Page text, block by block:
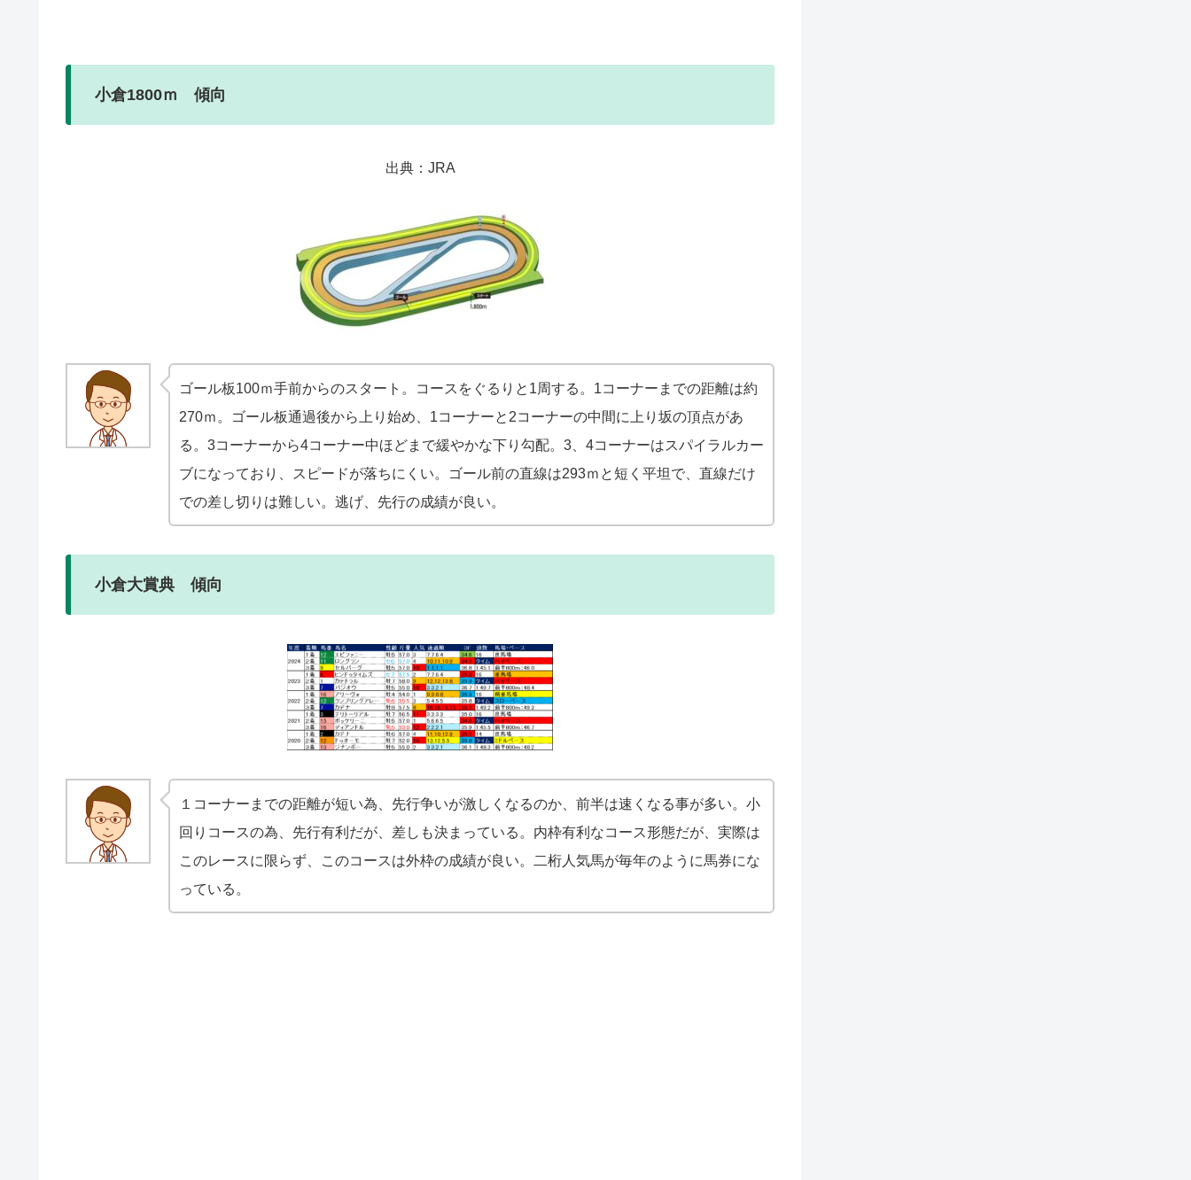
小倉1800ｍ 傾向
出典：JRA
ゴール板100ｍ手前からのスタート。コースをぐるりと1周する。1コーナーまでの距離は約
270ｍ。ゴール板通過後から上り始め、1コーナーと2コーナーの中間に上り坂の頂点があ
る。3コーナーから4コーナー中ほどまで緩やかな下り勾配。3、4コーナーはスパイラルカー
ブになっており、スピードが落ちにくい。ゴール前の直線は293ｍと短く平坦で、直線だけ
での差し切りは難しい。逃げ、先行の成績が良い。
小倉大賞典 傾向
１コーナーまでの距離が短い為、先行争いが激しくなるのか、前半は速くなる事が多い。小
回りコースの為、先行有利だが、差しも決まっている。内枠有利なコース形態だが、実際は
このレースに限らず、このコースは外枠の成績が良い。二桁人気馬が毎年のように馬券にな
っている。